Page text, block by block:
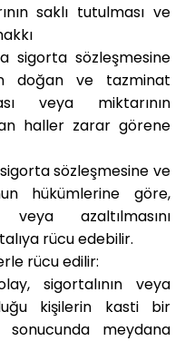
saklı tutulması ve
sigorta sözleşmesine
doğan ve tazminat
veya miktarının
haller zarar görene
sözleşmesine ve
hükümlerine göre,
veya azaltılmasını
rücu edebilir.
rücu edilir:
sigortalının veya
kişilerin kasti bir
meydana